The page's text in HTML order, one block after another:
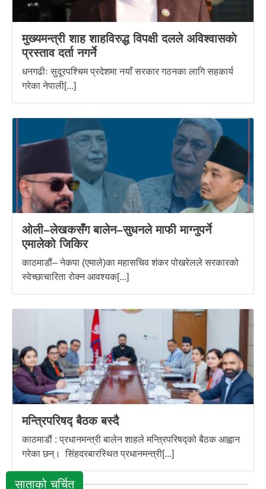
मुख्यमन्त्री शाह शाहविरुद्ध विपक्षी दलले अविश्वासकाे
प्रस्ताव दर्ता नगर्ने
धनगढीः सुदूरपश्चिम प्रदेशमा नयाँ सरकार गठनका लागि सहकार्य
गरेका नेपाली[...]
ओली–लेखकसँग बालेन–सुधनले माफी माग्नुपर्ने
एमालेको जिकिर
काठमाडौं– नेकपा (एमाले)का महासचिव शंकर पोखरेलले सरकारको
स्वेच्छाचारिता रोक्न आवश्यक[...]
मन्त्रिपरिषद्‍ बैठक बस्दै
काठमाडौं : प्रधानमन्त्री बालेन शाहले मन्त्रिपरिषद्को बैठक आह्वान
गरेका छन्। सिंहदरबारस्थित प्रधानमन्त्री[...]
साताको चर्चित